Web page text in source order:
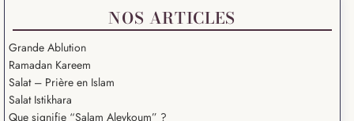
NOS ARTICLES
Grande Ablution
Ramadan Kareem
Salat – Prière en Islam
Salat Istikhara
Que signifie “Salam Aleykoum” ?